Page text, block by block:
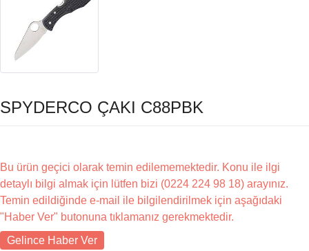
SPYDERCO ÇAKI C88PBK
Bu ürün geçici olarak temin edilememektedir. Konu ile ilgi
detaylı bilgi almak için lütfen bizi (0224 224 98 18) arayınız.
Temin edildiğinde e-mail ile bilgilendirilmek için aşağıdaki
"Haber Ver" butonuna tıklamanız gerekmektedir.
Gelince Haber Ver